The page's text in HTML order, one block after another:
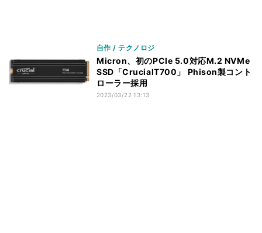
自作 / テクノロジ
Micron、初のPCIe 5.0対応M.2 NVMe
SSD「CrucialT700」 Phison製コント
ローラー採用
2023/03/22 13:13